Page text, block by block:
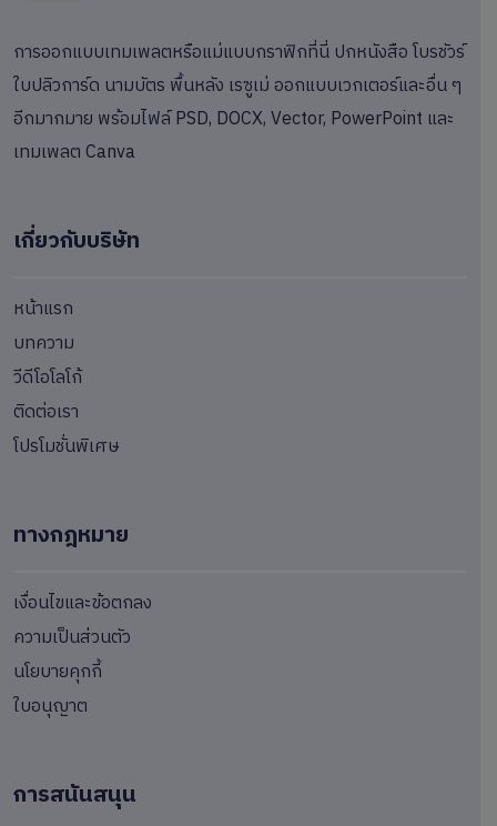
การออกแบบเทมเพลตหรือแม่แบบกราฟิกที่นี่ ปกหนังสือ โบรชัวร์
ใบปลิวการ์ด นามบัตร พื้นหลัง เรซูเม่ ออกแบบเวกเตอร์และอื่น ๆ
อีกมากมาย พร้อมไฟล์ PSD, DOCX, Vector, PowerPoint และ
เทมเพลต Canva
เกี่ยวกับบริษัท
หน้าแรก
บทความ
วีดีโอโลโก้
ติดต่อเรา
โปรโมชั่นพิเศษ
ทางกฎหมาย
เงื่อนไขและข้อตกลง
ความเป็นส่วนตัว
นโยบายคุกกี้
ใบอนุญาต
การสนันสนุน